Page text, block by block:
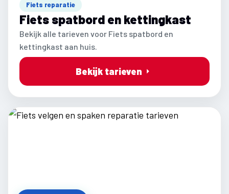
Fiets reparatie
Fiets spatbord en kettingkast
Bekijk alle tarieven voor Fiets spatbord en
kettingkast aan huis.
Bekijk tarieven